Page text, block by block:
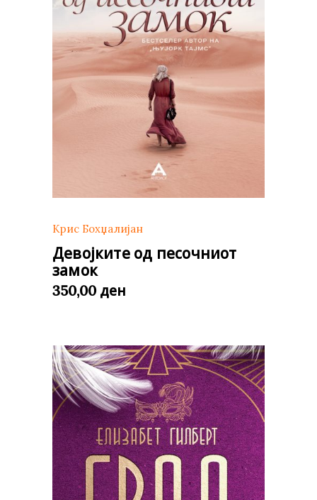
Крис Бохџалијан
Девојките од песочниот
замок
350,00 ден